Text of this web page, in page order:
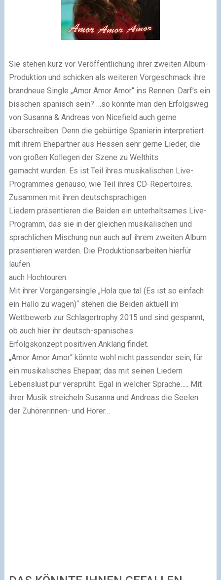
Sie stehen kurz vor Veröffentlichung ihrer zweiten Album-
Produktion und schicken als weiteren Vorgeschmack ihre
brandneue Single „Amor Amor Amor“ ins Rennen. Darf’s ein
bisschen spanisch sein? …so könnte man den Erfolgsweg
von Susanna & Andreas von Nicefield auch gerne
überschreiben. Denn die gebürtige Spanierin interpretiert
mit ihrem Ehepartner aus Hessen sehr gerne Lieder, die
von großen Kollegen der Szene zu Welthits
gemacht wurden. Es ist Teil ihres musikalischen Live-
Programmes genauso, wie Teil ihres CD-Repertoires.
Zusammen mit ihren deutschsprachigen
Liedern präsentieren die Beiden ein unterhaltsames Live-
Programm, das sie in der gleichen musikalischen und
sprachlichen Mischung nun auch auf ihrem zweiten Album
präsentieren werden. Die Produktionsarbeiten hierfür
laufen
auch Hochtouren.
Mit ihrer Vorgängersingle „Hola que tal (Es ist so einfach
ein Hallo zu wagen)“ stehen die Beiden aktuell im
Wettbewerb zur Schlagertrophy 2015 und sind gespannt,
ob auch hier ihr deutsch-spanisches
Erfolgskonzept positiven Anklang findet.
„Amor Amor Amor“ könnte wohl nicht passender sein, für
ein musikalisches Ehepaar, das mit seinen Liedern
Lebenslust pur versprüht. Egal in welcher Sprache….. Mit
ihrer Musik streicheln Susanna und Andreas die Seelen
der Zuhörerinnen- und Hörer…